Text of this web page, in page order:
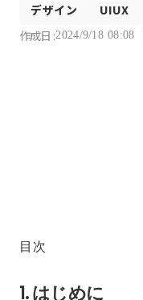
デザイン UIUX
作成日 :2024/9/18 08:08
目次
1. はじめに